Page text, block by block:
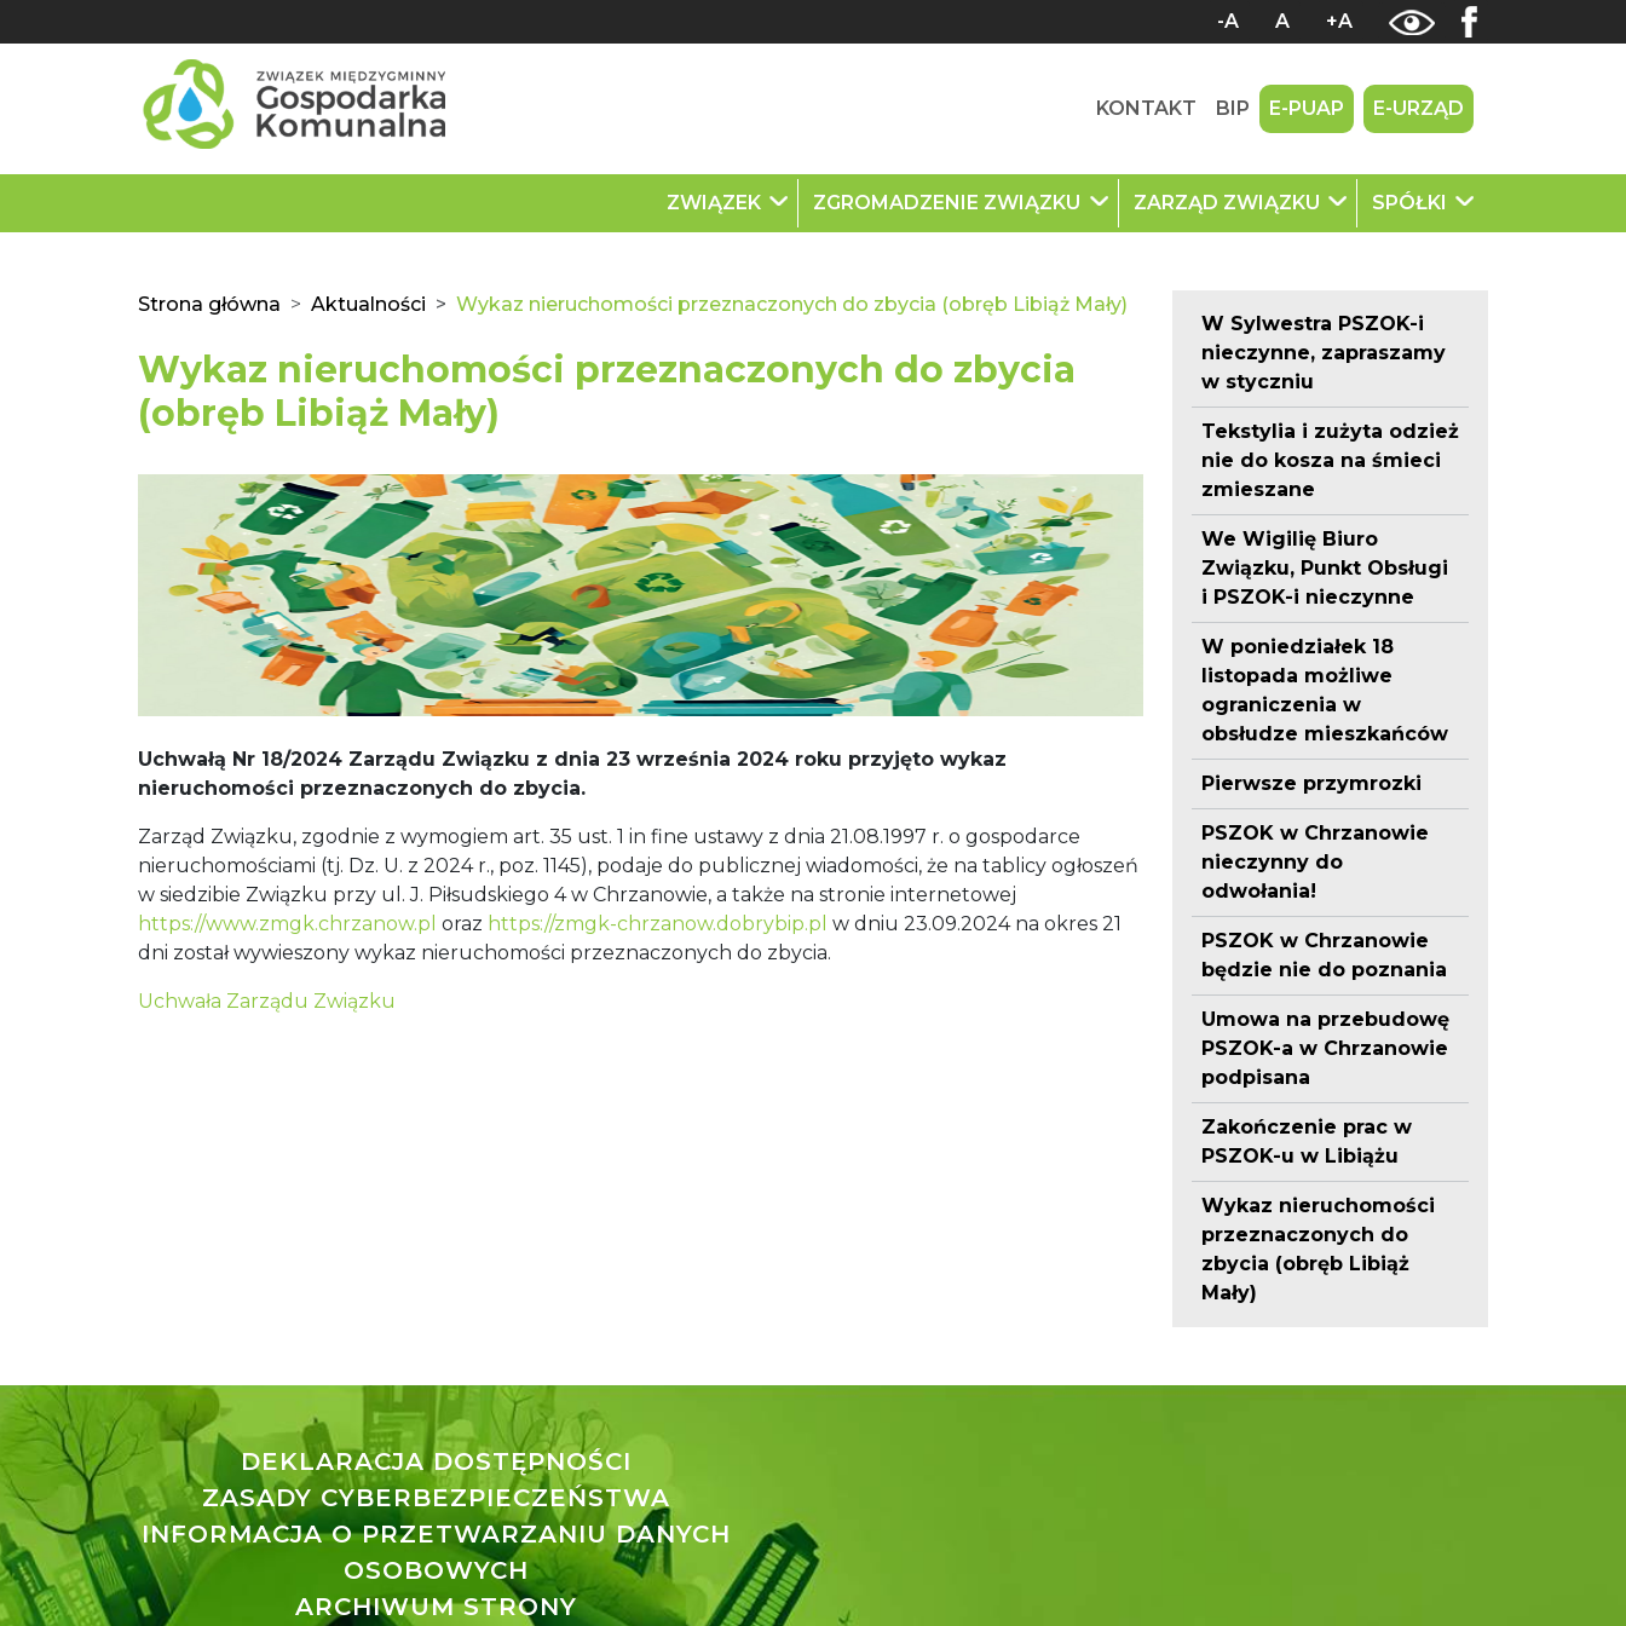
-A A +A
KONTAKT BIP E-PUAP E-URZĄD
ZWIĄZEK ZGROMADZENIE ZWIĄZKU ZARZĄD ZWIĄZKU SPÓŁKI
Strona główna Aktualności Wykaz nieruchomości przeznaczonych do zbycia (obręb Libiąż Mały)
Wykaz nieruchomości przeznaczonych do zbycia
(obręb Libiąż Mały)
Uchwałą Nr 18/2024 Zarządu Związku z dnia 23 września 2024 roku przyjęto wykaz
nieruchomości przeznaczonych do zbycia.
Zarząd Związku, zgodnie z wymogiem art. 35 ust. 1 in fine ustawy z dnia 21.08.1997 r. o gospodarce
nieruchomościami (tj. Dz. U. z 2024 r., poz. 1145), podaje do publicznej wiadomości, że na tablicy ogłoszeń
w siedzibie Związku przy ul. J. Piłsudskiego 4 w Chrzanowie, a także na stronie internetowej
https://www.zmgk.chrzanow.pl oraz https://zmgk-chrzanow.dobrybip.pl w dniu 23.09.2024 na okres 21
dni został wywieszony wykaz nieruchomości przeznaczonych do zbycia.
Uchwała Zarządu Związku
W Sylwestra PSZOK-i
nieczynne, zapraszamy
w styczniu
Tekstylia i zużyta odzież
nie do kosza na śmieci
zmieszane
We Wigilię Biuro
Związku, Punkt Obsługi
i PSZOK-i nieczynne
W poniedziałek 18
listopada możliwe
ograniczenia w
obsłudze mieszkańców
Pierwsze przymrozki
PSZOK w Chrzanowie
nieczynny do
odwołania!
PSZOK w Chrzanowie
będzie nie do poznania
Umowa na przebudowę
PSZOK-a w Chrzanowie
podpisana
Zakończenie prac w
PSZOK-u w Libiążu
Wykaz nieruchomości
przeznaczonych do
zbycia (obręb Libiąż
Mały)
DEKLARACJA DOSTĘPNOŚCI
ZASADY CYBERBEZPIECZEŃSTWA
INFORMACJA O PRZETWARZANIU DANYCH
OSOBOWYCH
ARCHIWUM STRONY